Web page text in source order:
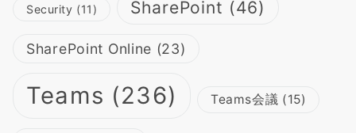
Security (11) SharePoint (46)
SharePoint Online (23)
Teams (236) Teams会議 (15)